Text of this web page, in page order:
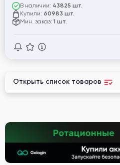
В наличии: 43825 шт.
Купили: 60983 шт.
Мин. заказ: 1 шт.
Открыть список товаров